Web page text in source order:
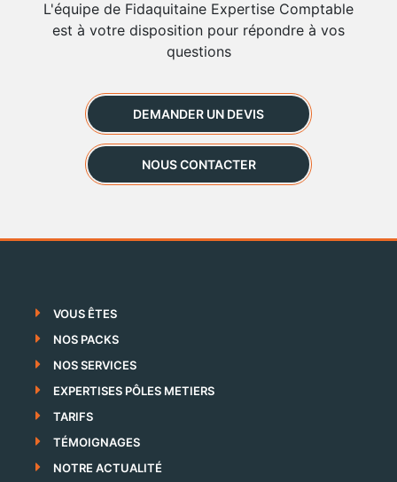
L'équipe de Fidaquitaine Expertise Comptable
est à votre disposition pour répondre à vos
questions
DEMANDER UN DEVIS
NOUS CONTACTER
VOUS ÊTES
NOS PACKS
NOS SERVICES
EXPERTISES PÔLES METIERS
TARIFS
TÉMOIGNAGES
NOTRE ACTUALITÉ